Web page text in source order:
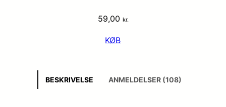
59,00 kr.
KØB
BESKRIVELSE ANMELDELSER (108)